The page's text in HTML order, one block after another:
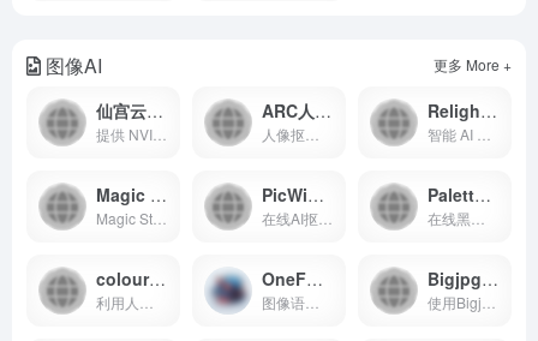
图像AI 更多 More +
仙宫云-云端GPU 租赁 ARC人像修复工具 - 腾讯AI演示
人像抠图|动漫图片放大，由腾讯ARC工作室出品的三个图片处理工具
Relight - AI艺术创作与编辑工具
Magic Studio官网 - AI图片编辑工具｜在线抠图去背景 PicWish佐糖 - 在线AI去背景
在线AI抠图工具，简单好用
Palette - AI艺术创作色彩搭配工具
colourise黑白照片人工智能上色 - 免费在线上色服务 OneFormer 图像语义分割
图像语义化识别的在线工具，帮你分割图片内容，在stable diffusion 绘图中可以起到较好的作用
Bigjpg - 人工智能图片无损放大工具